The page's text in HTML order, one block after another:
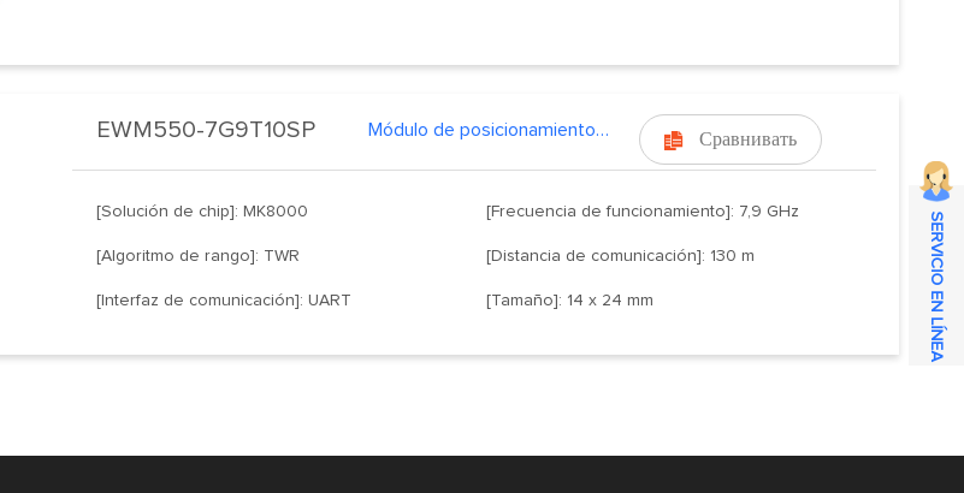
 Сравнивать
EWM550-7G9T10SP Módulo de posicionamiento y alcance UWB
[Solución de chip]: MK8000 [Frecuencia de funcionamiento]: 7,9 GHz
[Algoritmo de rango]: TWR [Distancia de comunicación]: 130 m
[Interfaz de comunicación]: UART [Tamaño]: 14 x 24 mm SERVICIO EN LÍNEA